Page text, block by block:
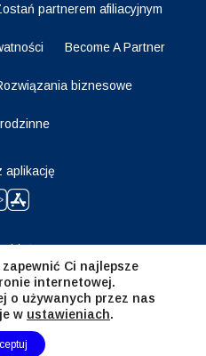
partnerem afiliacyjnym
Become A Partner
biznesowe
aplikację
bieżąco
Ci najlepsze
internetowej.
o używanych przez nas
w ustawieniach.